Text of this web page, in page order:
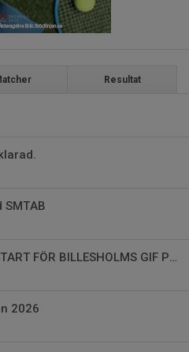
Resultat
⚽ OFFICIELLT – NYSTART FÖR BILLESHOLMS GIF P2015/2016 ⚽
2026